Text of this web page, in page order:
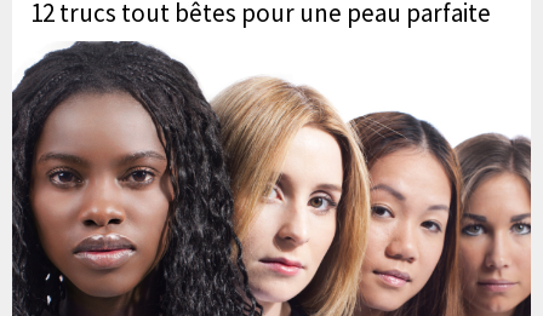
12 trucs tout bêtes pour une peau parfaite